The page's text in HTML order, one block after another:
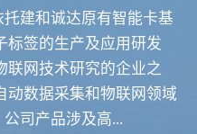
RFID智慧食堂系统
建和诚达原有智能卡基
标签的生产及应用研发
联网技术研究的企业之
动数据采集和物联网领域
司产品涉及高...